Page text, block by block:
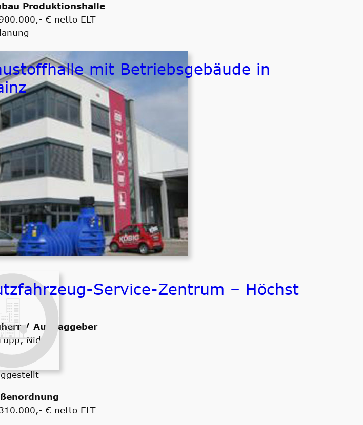
Produktionshalle
€ netto ELT
mit Betriebsgebäude in
/ Auftraggeber
& Schnepp
€ netto ELT
Service-Zentrum – Höchst
/ Auftraggeber
Nidda
€ netto ELT